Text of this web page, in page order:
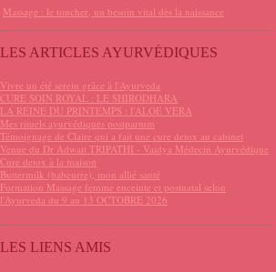
Massage : le toucher, un besoin vital dès la naissance
LES ARTICLES AYURVÉDIQUES
Vivre un été serein grâce à l'Ayurveda
CURE SOIN ROYAL : LE SHIRODHARA
LA REINE DU PRINTEMPS : l'ALOE VERA
Mes rituels ayurvédiques postpartum
Témoignage de Claire qui a fait une cure detox au cabinet
Venue du Dr Adwait TRIPATHI - Vaidya Médecin Ayurvédique
Cure detox à la maison
Buttermilk (babeurre), mon allié santé
Formation Massage femme enceinte et postnatal selon
l'Ayurveda du 9 au 13 OCTOBRE 2026
LES LIENS AMIS